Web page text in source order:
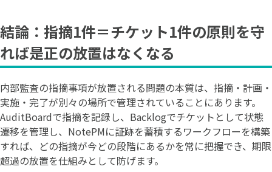
結論：指摘1件＝チケット1件の原則を守
れば是正の放置はなくなる
内部監査の指摘事項が放置される問題の本質は、指摘・計画・
実施・完了が別々の場所で管理されていることにあります。
AuditBoardで指摘を記録し、Backlogでチケットとして状態
遷移を管理し、NotePMに証跡を蓄積するワークフローを構築
すれば、どの指摘が今どの段階にあるかを常に把握でき、期限
超過の放置を仕組みとして防げます。